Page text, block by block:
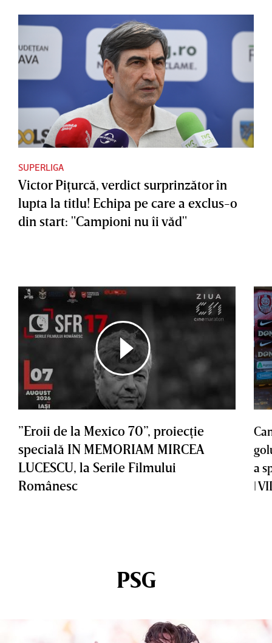
SUPERLIGA
Victor Piţurcă, verdict surprinzător în
lupta la titlu! Echipa pe care a exclus-o
din start: "Campioni nu îi văd"
”Eroii de la Mexico 70”, proiecţie
specială IN MEMORIAM MIRCEA
LUCESCU, la Serile Filmului
Românesc
a
|
PSG